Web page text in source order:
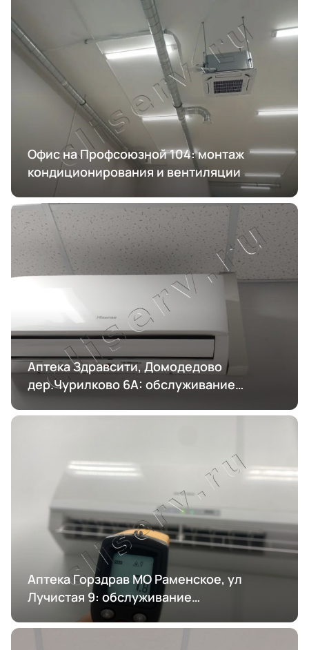
Офис на Профсоюзной 104: монтаж
кондиционирования и вентиляции
Аптека Здравсити, Домодедово
дер.Чурилково 6А: обслуживание
Аптека Горздрав МО Раменское, ул
Лучистая 9: обслуживание
кондиционирования